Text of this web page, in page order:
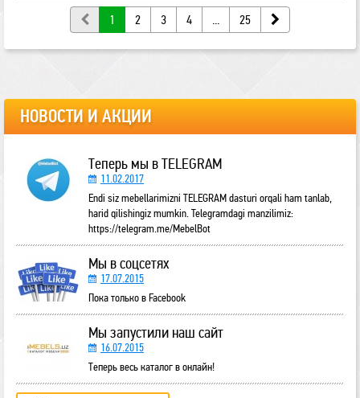
1 2 3 4 ... 25
НОВОСТИ И АКЦИИ
Теперь мы в TELEGRAM
11.02.2017
Endi siz mebellarimizni TELEGRAM dasturi orqali ham tanlab,
harid qilishingiz mumkin. Telegramdagi manzilimiz:
https://telegram.me/MebelBot
Мы в соцсетях
17.07.2015
Пока только в Facebook
Мы запустили наш сайт
16.07.2015
Теперь весь каталог в онлайн!